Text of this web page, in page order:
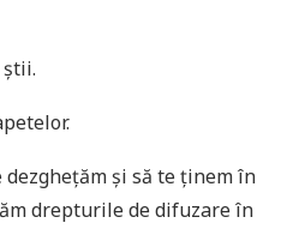
știi.
dezghețăm și să te ținem în
drepturile de difuzare în